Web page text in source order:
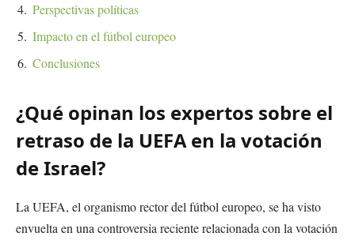
Perspectivas políticas
Impacto en el fútbol europeo
Conclusiones
¿Qué opinan los expertos sobre el
retraso de la UEFA en la votación
de Israel?
La UEFA, el organismo rector del fútbol europeo, se ha visto
envuelta en una controversia reciente relacionada con la votación